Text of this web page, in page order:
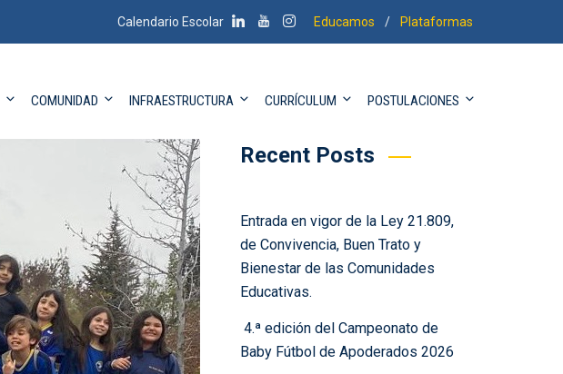
Calendario Escolar Educamos / Plataformas
COMUNIDAD INFRAESTRUCTURA CURRÍCULUM POSTULACIONES
Recent Posts
Entrada en vigor de la Ley 21.809,
de Convivencia, Buen Trato y
Bienestar de las Comunidades
Educativas.
4.ª edición del Campeonato de
Baby Fútbol de Apoderados 2026